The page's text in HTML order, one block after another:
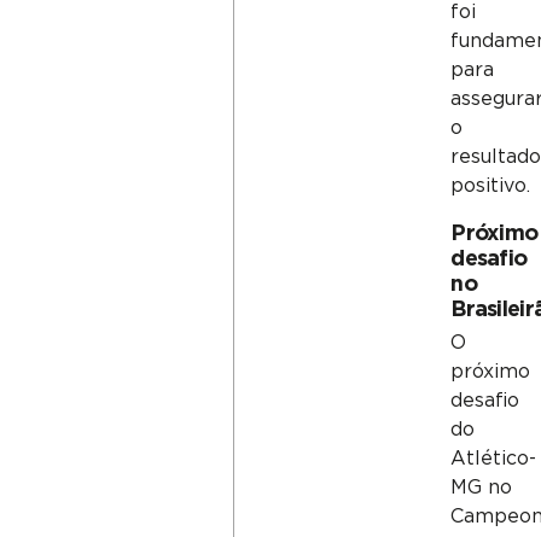
foi
para
o
resultado
positivo.
Próximo
desafio
no
O
próximo
desafio
do
Atlético-
MG no